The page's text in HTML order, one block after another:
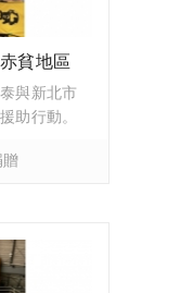
貧地區
與新北市
助行動。
贈